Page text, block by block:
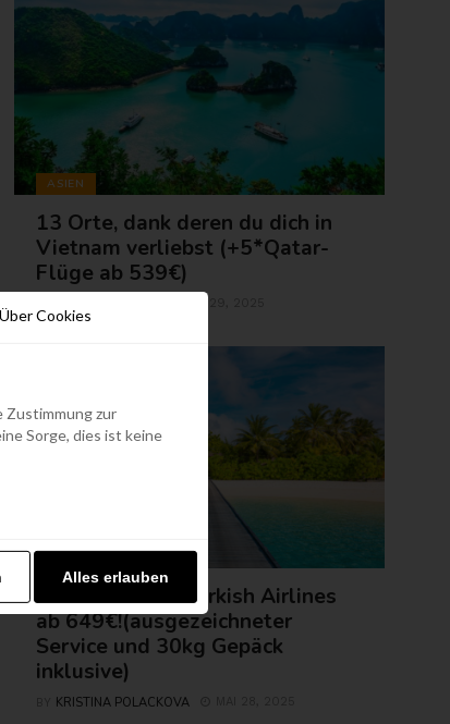
ASIEN
13 Orte, dank deren du dich in
Vietnam verliebst (+5*Qatar-
Flüge ab 539€)
FLUGTICKETS
Malediven mit Turkish Airlines
ab 649€!(ausgezeichneter
Service und 30kg Gepäck
inklusive)
KRISTINA POLACKOVA
Über Cookies
Zustimmung zur
Sorge, dies ist keine
Alles erlauben